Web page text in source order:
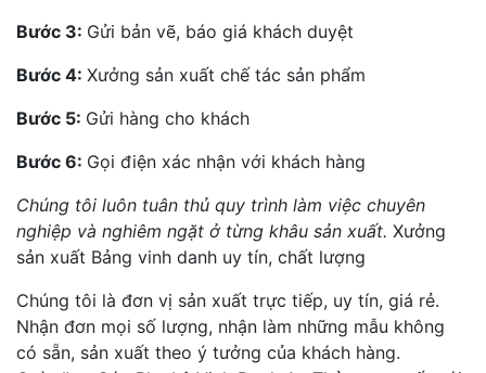
Bước 3: Gửi bản vẽ, báo giá khách duyệt
Bước 4: Xưởng sản xuất chế tác sản phẩm
Bước 5: Gửi hàng cho khách
Bước 6: Gọi điện xác nhận với khách hàng
Chúng tôi luôn tuân thủ quy trình làm việc chuyên
nghiệp và nghiêm ngặt ở từng khâu sản xuất. Xưởng
sản xuất Bảng vinh danh uy tín, chất lượng
Chúng tôi là đơn vị sản xuất trực tiếp, uy tín, giá rẻ.
Nhận đơn mọi số lượng, nhận làm những mẫu không
có sẵn, sản xuất theo ý tưởng của khách hàng.